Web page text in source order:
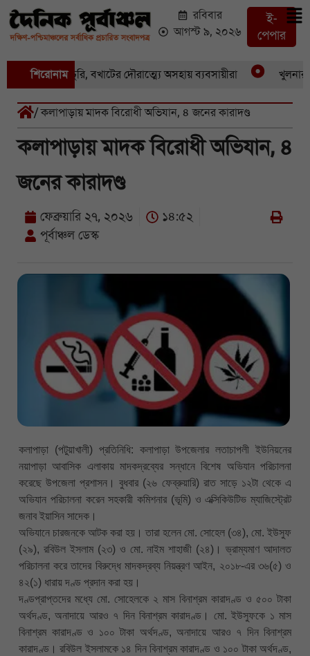
রবিবার
আগস্ট ৯, ২০২৬
ই-
পেপার
শিরোনাম
পর একচুরি, বখাটের দৌরাত্ম্যে অসহায় ব্যবসায়ীরা খুলনার
/ কলাপাড়ায় মাদক বিরোধী অভিযান, ৪ জনের কারাদণ্ড
কলাপাড়ায় মাদক বিরোধী অভিযান, ৪
জনের কারাদণ্ড
ফেব্রুয়ারি ২৭, ২০২৬
১৪:৫২
পূর্বাঞ্চল ডেস্ক
কলাপাড়া (পটুয়াখালী) প্রতিনিধি: কলাপাড়া উপজেলার লতাচাপলী ইউনিয়নের
নয়াপাড়া আবাসিক এলাকায় মাদকদ্রব্যের সন্ধানে বিশেষ অভিযান পরিচালনা
করেছে উপজেলা প্রশাসন। বুধবার (২৬ ফেব্রুয়ারি) রাত সাড়ে ১২টা থেকে এ
অভিযান পরিচালনা করেন সহকারী কমিশনার (ভূমি) ও এক্সিকিউটিভ ম্যাজিস্ট্রেট
জনাব ইয়াসিন সাদেক।
অভিযানে চারজনকে আটক করা হয়। তারা হলেন মো. সোহেল (৩৪), মো. ইউসুফ
(২৯), রবিউল ইসলাম (২৩) ও মো. নাইম শাহাজী (২৪)। ভ্রাম্যমাণ আদালত
পরিচালনা করে তাদের বিরুদ্ধে মাদকদ্রব্য নিয়ন্ত্রণ আইন, ২০১৮-এর ৩৬(৫) ও
৪২(১) ধারায় দণ্ড প্রদান করা হয়।
দণ্ডপ্রাপ্তদের মধ্যে মো. সোহেলকে ২ মাস বিনাশ্রম কারাদণ্ড ও ৫০০ টাকা
অর্থদণ্ড, অনাদায়ে আরও ৭ দিন বিনাশ্রম কারাদণ্ড। মো. ইউসুফকে ১ মাস
বিনাশ্রম কারাদণ্ড ও ১০০ টাকা অর্থদণ্ড, অনাদায়ে আরও ৭ দিন বিনাশ্রম
কারাদণ্ড। রবিউল ইসলামকে ১৪ দিন বিনাশ্রম কারাদণ্ড ও ১০০ টাকা অর্থদণ্ড,